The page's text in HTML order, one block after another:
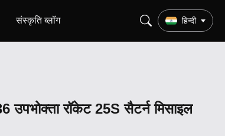
संस्कृति ब्लॉग हिन्दी
रॉकेट 25S सैटर्न मिसाइल